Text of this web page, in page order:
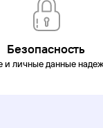
Безопасность
и личные данные